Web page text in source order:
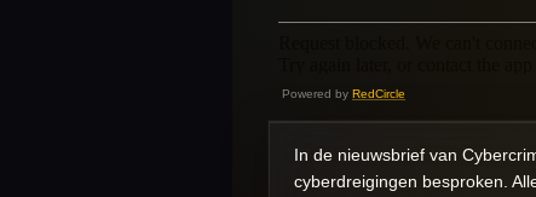
Powered by RedCircle
In de nieuwsbrief van
cyberdreigingen besproken.